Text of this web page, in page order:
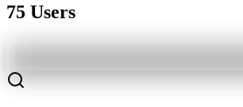
75 Users